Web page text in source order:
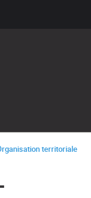
territoriale